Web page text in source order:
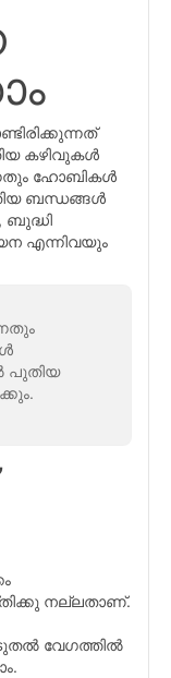
കഴിവുകള്‍
ഹോബികൾ
ബന്ധങ്ങൾ
ബുദ്ധി
എന്നിവയും
പുതിയ
നല്ലതാണ്.
വേഗത്തിൽ